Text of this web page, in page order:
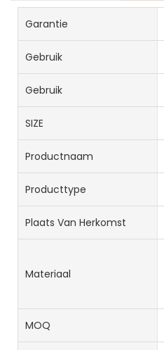
Garantie
Gebruik
Gebruik
SIZE
Productnaam
Producttype
Plaats Van Herkomst
Materiaal
MOQ